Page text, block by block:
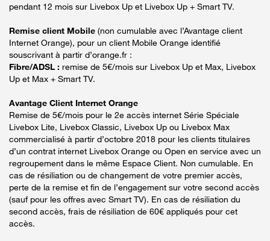
pendant 12 mois sur Livebox Up et Livebox Up + Smart TV.
Remise client Mobile (non cumulable avec l’Avantage client
Internet Orange), pour un client Mobile Orange identifié
souscrivant à partir d’orange.fr :
Fibre/ADSL : remise de 5€/mois sur Livebox Up et Max, Livebox
Up et Max + Smart TV.
Avantage Client Internet Orange
Remise de 5€/mois pour le 2e accès internet Série Spéciale
Livebox Lite, Livebox Classic, Livebox Up ou Livebox Max
commercialisé à partir d’octobre 2018 pour les clients titulaires
d’un contrat internet Livebox Orange ou Open en service avec un
regroupement dans le même Espace Client. Non cumulable. En
cas de résiliation ou de changement de votre premier accès,
perte de la remise et fin de l’engagement sur votre second accès
(sauf pour les offres avec Smart TV). En cas de résiliation du
second accès, frais de résiliation de 60€ appliqués pour cet
accès.